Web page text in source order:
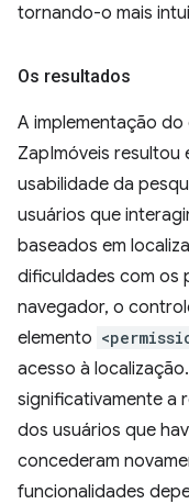
tornando-o mais
Os resultados
A implementação do
ZapImóveis resultou
usabilidade da
usuários que
baseados em
dificuldades com os
navegador, o
elemento
acesso à
significativamente a
dos usuários que
concederam
funcionalidades